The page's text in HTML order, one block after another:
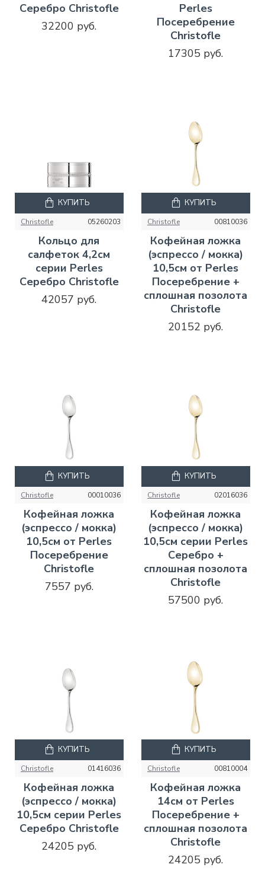
Серебро Christofle
32200 руб.
Perles
Посеребрение
Christofle
17305 руб.
Christofle 05260203
Кольцо для
салфеток 4,2см
серии Perles
Серебро Christofle
42057 руб.
КУПИТЬ
Christofle 00810036
Кофейная ложка
(эспрессо / мокка)
10,5см от Perles
Посеребрение +
сплошная позолота
Christofle
20152 руб.
КУПИТЬ
Christofle 00010036
Кофейная ложка
(эспрессо / мокка)
10,5см от Perles
Посеребрение
Christofle
7557 руб.
КУПИТЬ
Christofle 02016036
Кофейная ложка
(эспрессо / мокка)
10,5см серии Perles
Серебро +
сплошная позолота
Christofle
57500 руб.
КУПИТЬ
Christofle 01416036
Кофейная ложка
(эспрессо / мокка)
10,5см серии Perles
Серебро Christofle
24205 руб.
КУПИТЬ
Christofle 00810004
Кофейная ложка
14см от Perles
Посеребрение +
сплошная позолота
Christofle
24205 руб.
КУПИТЬ